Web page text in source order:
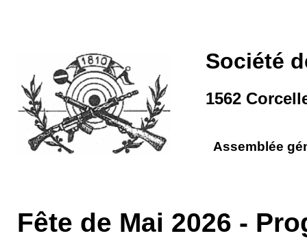
Société
1562
Assemblée
Fête de Mai 2026 -